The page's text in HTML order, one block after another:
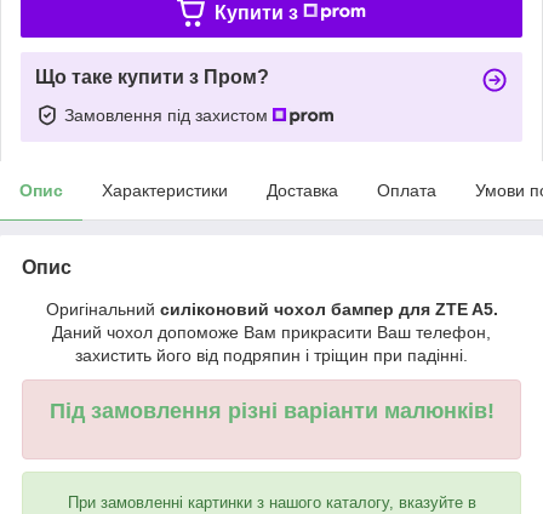
Купити з
Що таке купити з Пром?
Замовлення під захистом
Опис Характеристики Доставка Оплата Умови
Опис
Оригінальний силіконовий чохол бампер для ZTE A5.
Даний чохол допоможе Вам прикрасити Ваш телефон,
захистить його від подряпин і тріщин при падінні.
Під замовлення різні варіанти малюнків!
При замовленні картинки з нашого каталогу, вказуйте в